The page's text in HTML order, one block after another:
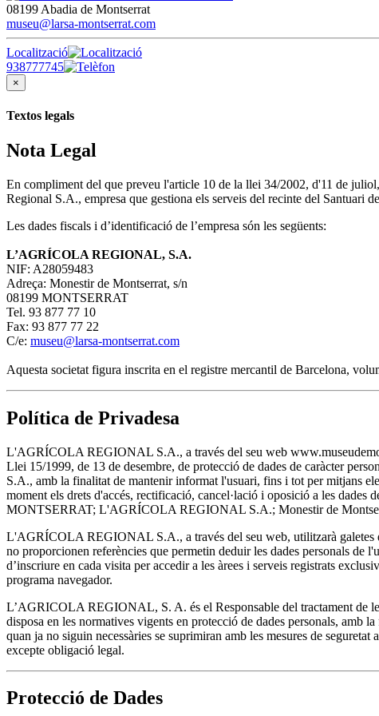
08199 Abadia de Montserrat
museu@larsa-montserrat.com
Localització
938777745
×
Textos legals
Nota Legal
En compliment del que preveu l'article 10 de la llei 34/2002, d'11 de
Regional S.A., empresa que gestiona els serveis del recinte del Santuari
Les dades fiscals i d’identificació de l’empresa són les següents:
L’AGRÍCOLA REGIONAL, S.A.
NIF: A28059483
Adreça: Monestir de Montserrat, s/n
08199 MONTSERRAT
Tel. 93 877 77 10
Fax: 93 877 77 22
C/e: museu@larsa-montserrat.com
Aquesta societat figura inscrita en el registre mercantil de Barcelona,
Política de Privadesa
L'AGRÍCOLA REGIONAL S.A., a través del seu web
Llei 15/1999, de 13 de desembre, de protecció de dades de caràcter
S.A., amb la finalitat de mantenir informat l'usuari, fins i tot per mitjans
moment els drets d'accés, rectificació, cancel·lació i oposició a les
MONTSERRAT; L'AGRÍCOLA REGIONAL S.A.; Monestir de
L'AGRÍCOLA REGIONAL S.A., a través del seu web, utilitzarà galetes
no proporcionen referències que permetin deduir les dades personals de
d’inscriure en cada visita per accedir a les àrees i serveis registrats
programa navegador.
L’AGRICOLA REGIONAL, S. A. és el Responsable del tractament de
disposa en les normatives vigents en protecció de dades personals, amb
quan ja no siguin necessàries se suprimiran amb les mesures de
excepte obligació legal.
Protecció de Dades